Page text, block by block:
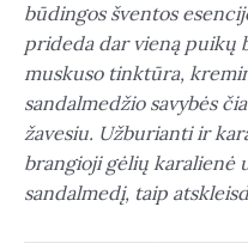
būdingos šventos
prideda dar vieną puikų
muskuso tinktūra,
sandalmedžio savybės
žavesiu. Užburianti ir
brangioji gėlių karalienė
sandalmedį, taip